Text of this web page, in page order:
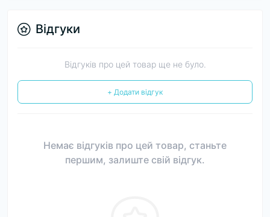
Відгуки
Відгуків про цей товар ще не було.
+ Додати відгук
Немає відгуків про цей товар, станьте
першим, залиште свій відгук.